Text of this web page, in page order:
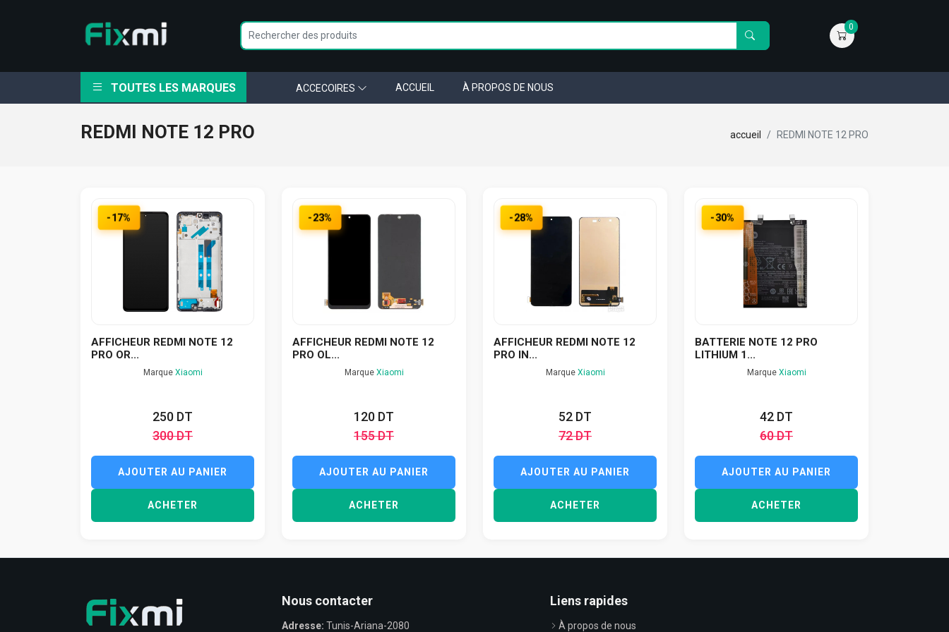
0
TOUTES LES MARQUES ACCECOIRES ACCUEIL À PROPOS DE NOUS
REDMI NOTE 12 PRO accueil REDMI NOTE 12 PRO
-17%
AFFICHEUR REDMI NOTE 12
PRO OR...
Marque Xiaomi
250 DT
300 DT
AJOUTER AU PANIER
ACHETER
-23%
AFFICHEUR REDMI NOTE 12
PRO OL...
Marque Xiaomi
120 DT
155 DT
AJOUTER AU PANIER
ACHETER
-28%
AFFICHEUR REDMI NOTE 12
PRO IN...
Marque Xiaomi
52 DT
72 DT
AJOUTER AU PANIER
ACHETER
-30%
BATTERIE NOTE 12 PRO
LITHIUM 1...
Marque Xiaomi
42 DT
60 DT
AJOUTER AU PANIER
ACHETER
Nous contacter
Adresse: Tunis-Ariana-2080
Liens rapides
À propos de nous